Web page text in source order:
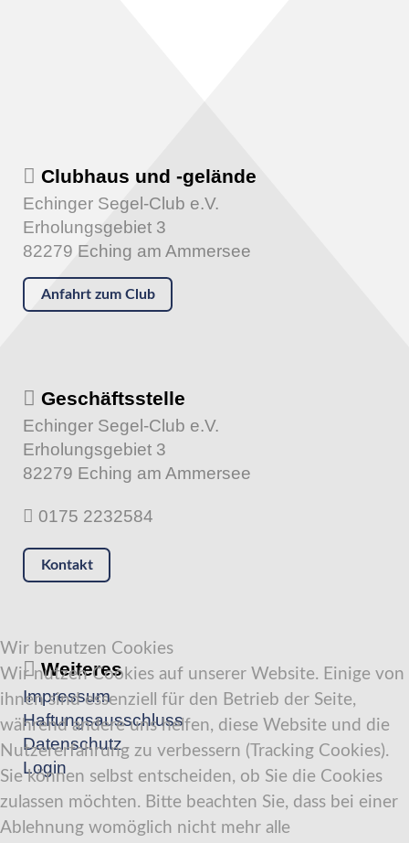
Clubhaus und -gelände
Echinger Segel-Club e.V.
Erholungsgebiet 3
82279 Eching am Ammersee
Anfahrt zum Club
Geschäftsstelle
Echinger Segel-Club e.V.
Erholungsgebiet 3
82279 Eching am Ammersee
0175 2232584
Kontakt
Weiteres
Impressum
Haftungsausschluss
Datenschutz
Login
Wir benutzen Cookies
Wir nutzen Cookies auf unserer Website. Einige von
ihnen sind essenziell für den Betrieb der Seite,
während andere uns helfen, diese Website und die
Nutzererfahrung zu verbessern (Tracking Cookies).
Sie können selbst entscheiden, ob Sie die Cookies
zulassen möchten. Bitte beachten Sie, dass bei einer
Ablehnung womöglich nicht mehr alle